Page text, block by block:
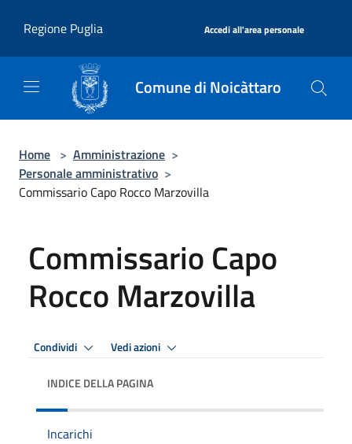
Regione Puglia
Accedi all'area personale
Comune di Noicàttaro
Home > Amministrazione >
Personale amministrativo >
Commissario Capo Rocco Marzovilla
Commissario Capo
Rocco Marzovilla
Condividi Vedi azioni
INDICE DELLA PAGINA
Incarichi